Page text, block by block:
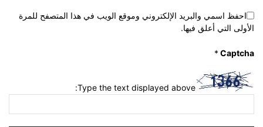
احفظ اسمي والبريد الإلكتروني وموقع الويب في هذا المتصفح للمرة
الأولى التي أعلق فيها.
Captcha
*
Type the text displayed above: